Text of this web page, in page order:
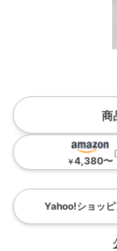
商
￥4,380〜
Yahoo!ショッ